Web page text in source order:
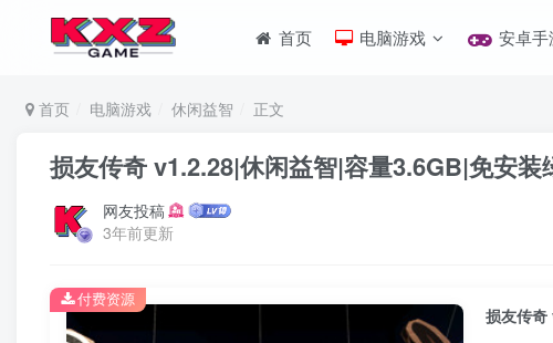
首页 电脑游戏 安卓手
首页 电脑游戏 休闲益智 正文
损友传奇 v1.2.28|休闲益智|容量3.6GB|免安装
网友投稿
3年前更新
损友传
付费资源